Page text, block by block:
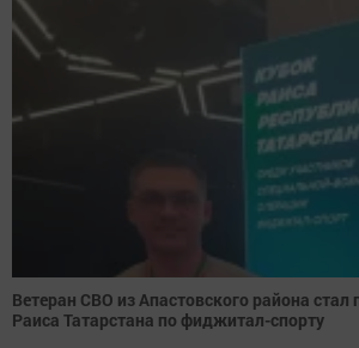
Ветеран СВО из Апастовского района стал
Раиса Татарстана по фиджитал-спорту